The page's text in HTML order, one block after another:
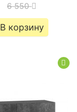
6 550
В корзину